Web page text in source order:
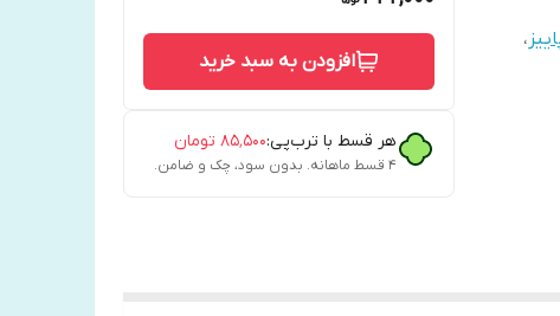
،
افزودن به سبد خرید
هر قسط با ترب‌پی:۸۵٬۵۰۰ تومان
۴ قسط ماهانه. بدون سود، چک و ضامن.